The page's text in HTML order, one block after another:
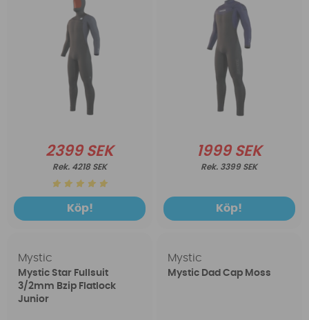
2399 SEK
4218 SEK
Köp!
1999 SEK
3399 SEK
Köp!
Mystic
Mystic Star Fullsuit
3/2mm Bzip Flatlock
Junior
Mystic
Mystic Dad Cap Moss